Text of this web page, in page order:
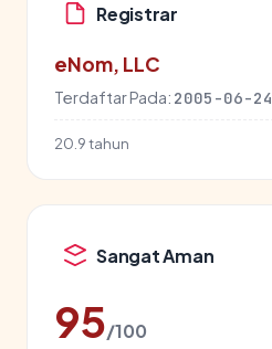
Registrar
eNom, LLC
Terdaftar Pada: 2005-06-24
20.9 tahun
Sangat Aman
95/100